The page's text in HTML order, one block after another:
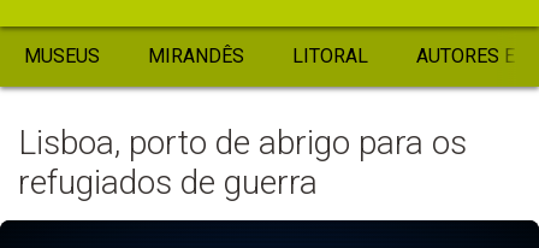
MUSEUS MIRANDÊS LITORAL AUTORES
Lisboa, porto de abrigo para os
refugiados de guerra